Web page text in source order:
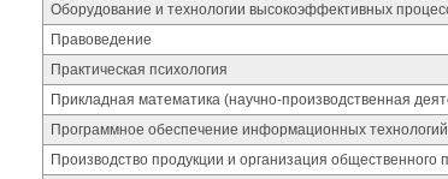
Оборудование и технологии высокоэффективных
Правоведение
Практическая психология
Прикладная математика (научно-производственная
Программное обеспечение информационных технологий
Производство продукции и организация общественного